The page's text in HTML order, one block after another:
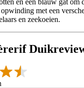
en een blauw gat om
met een
en zeekoeien.